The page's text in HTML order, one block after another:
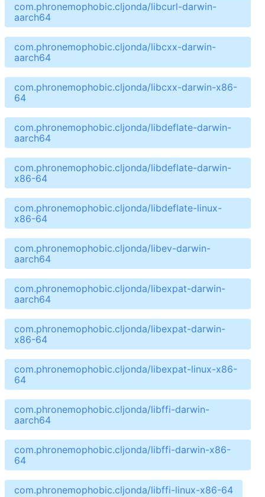
com.phronemophobic.cljonda/libcurl-darwin-
aarch64
com.phronemophobic.cljonda/libcxx-darwin-
aarch64
com.phronemophobic.cljonda/libcxx-darwin-x86-
64
com.phronemophobic.cljonda/libdeflate-darwin-
aarch64
com.phronemophobic.cljonda/libdeflate-darwin-
x86-64
com.phronemophobic.cljonda/libdeflate-linux-
x86-64
com.phronemophobic.cljonda/libev-darwin-
aarch64
com.phronemophobic.cljonda/libexpat-darwin-
aarch64
com.phronemophobic.cljonda/libexpat-darwin-
x86-64
com.phronemophobic.cljonda/libexpat-linux-x86-
64
com.phronemophobic.cljonda/libffi-darwin-
aarch64
com.phronemophobic.cljonda/libffi-darwin-x86-
64
com.phronemophobic.cljonda/libffi-linux-x86-64